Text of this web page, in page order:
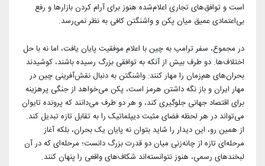
است و توافق‌های تجاری اعلام‌شده هنوز برای آرام کردن بازارها و رفع
بی‌اعتمادی عمیق میان پکن و واشنگتن کافی به نظر نمی‌رسد.
در مجموع، سفر ترامپ به چین با اعلام موفقیت پایان یافت، اما نه با حل
اختلاف‌ها. دو طرف بیش از آنکه به توافقی بزرگ رسیده باشند، کوشیدند
بحران‌های هم‌زمان را مهار کنند: واشنگتن به دنبال نقش‌آفرینی چین در
مهار ایران و باز نگه داشتن هرمز است، پکن می‌خواهد از جنگی پرهزینه
برای اقتصاد جهانی جلوگیری کند، و هر دو طرف می‌دانند که پرونده تایوان
می‌تواند در هر لحظه فضای مثبت دیپلماتیک را به تقابل تازه تبدیل کند.
از همین رو، این دیدار را شاید بتوان نه پایان یک بحران، بلکه آغاز
مرحله‌ای تازه از چانه‌زنی میان دو قدرت بزرگ دانست؛ مرحله‌ای که در آن
لبخندهای رسمی، هنوز نتوانسته‌اند شکاف‌های واقعی را پنهان کنند.